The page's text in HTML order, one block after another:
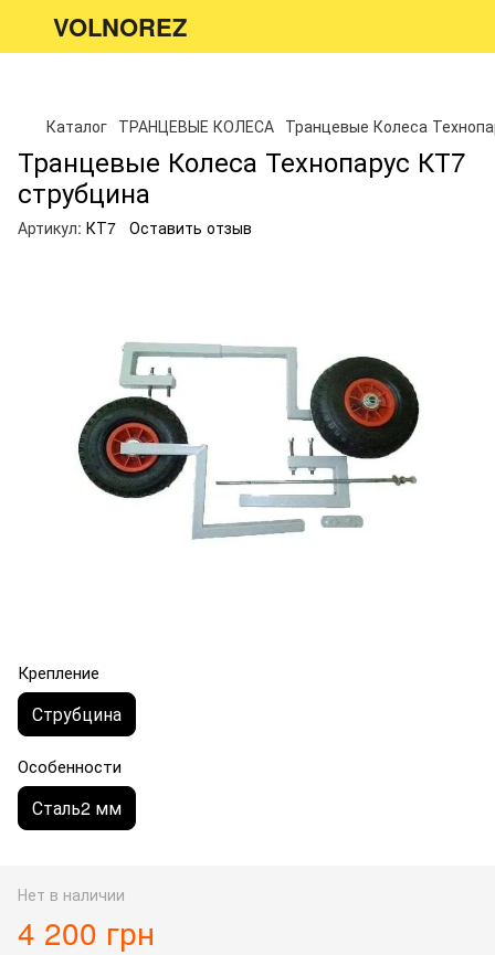
VOLNOREZ
Каталог ТРАНЦЕВЫЕ КОЛЕСА Транцевые Колеса
Транцевые Колеса Технопарус КТ7
струбцина
Артикул: КТ7 Оставить отзыв
Крепление
Струбцина
Особенности
Сталь2 мм
Нет в наличии
4 200 грн